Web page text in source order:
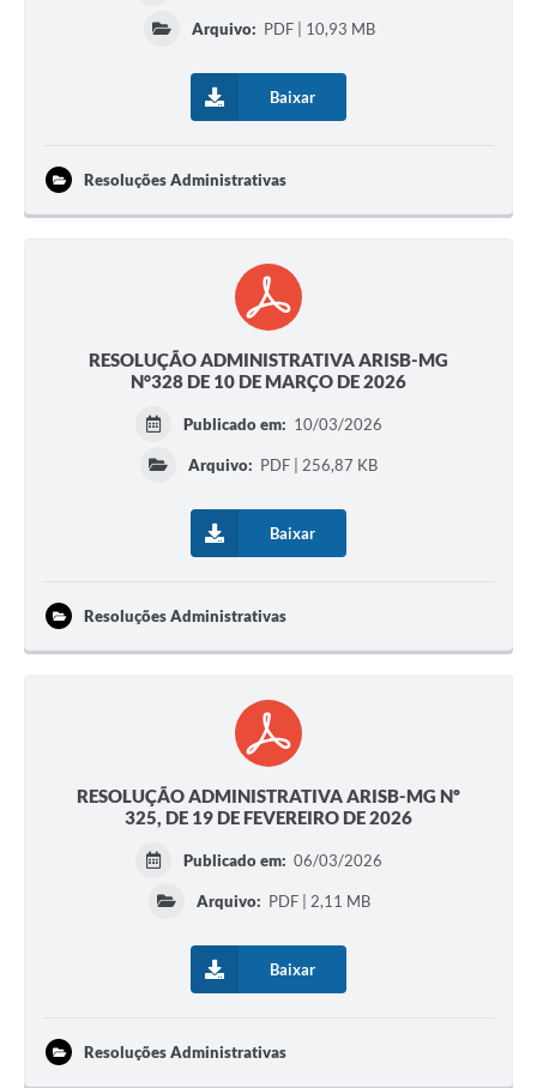
Arquivo: PDF | 10,93 MB
Baixar
Resoluções Administrativas
RESOLUÇÃO ADMINISTRATIVA ARISB-MG
N°328 DE 10 DE MARÇO DE 2026
Publicado em: 10/03/2026
Arquivo: PDF | 256,87 KB
Baixar
Resoluções Administrativas
RESOLUÇÃO ADMINISTRATIVA ARISB-MG Nº
325, DE 19 DE FEVEREIRO DE 2026
Publicado em: 06/03/2026
Arquivo: PDF | 2,11 MB
Baixar
Resoluções Administrativas